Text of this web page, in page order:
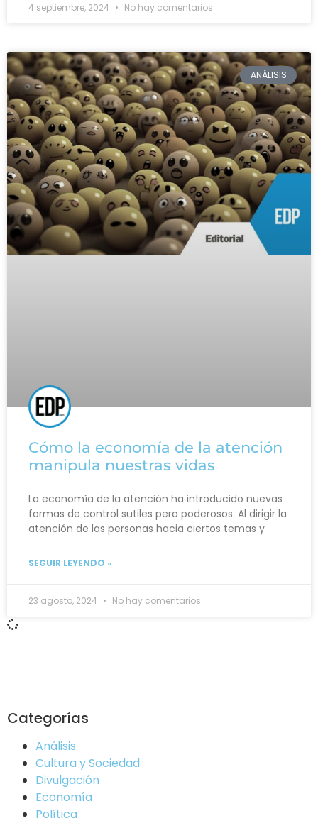
4 septiembre, 2024 No hay comentarios
ANÁLISIS
Cómo la economía de la atención
manipula nuestras vidas
La economía de la atención ha introducido nuevas
formas de control sutiles pero poderosos. Al dirigir la
atención de las personas hacia ciertos temas y
SEGUIR LEYENDO »
23 agosto, 2024 No hay comentarios
Categorías
Análisis
Cultura y Sociedad
Divulgación
Economía
Política